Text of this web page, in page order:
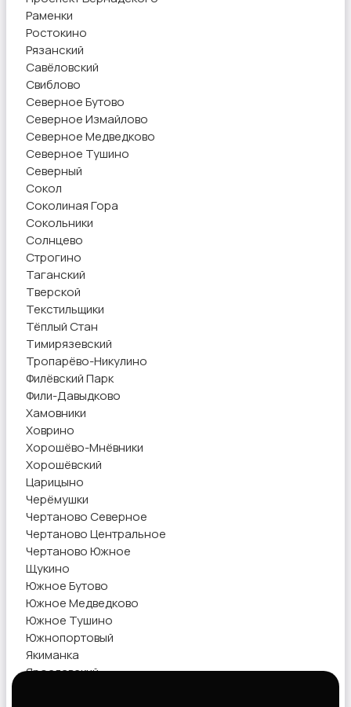
Раменки
Ростокино
Рязанский
Савёловский
Свиблово
Северное Бутово
Северное Измайлово
Северное Медведково
Северное Тушино
Северный
Сокол
Соколиная Гора
Сокольники
Солнцево
Строгино
Таганский
Тверской
Текстильщики
Тёплый Стан
Тимирязевский
Тропарёво-Никулино
Филёвский Парк
Фили-Давыдково
Хамовники
Ховрино
Хорошёво-Мнёвники
Хорошёвский
Царицыно
Черёмушки
Чертаново Северное
Чертаново Центральное
Чертаново Южное
Щукино
Южное Бутово
Южное Медведково
Южное Тушино
Южнопортовый
Якиманка
Ярославский